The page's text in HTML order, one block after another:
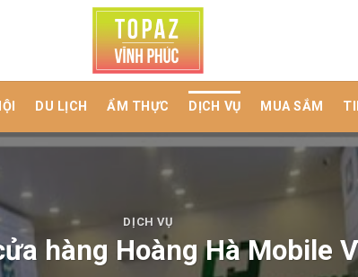
DU LỊCH ẨM THỰC DỊCH VỤ MUA SẮM
DỊCH VỤ
hàng Hoàng Hà Mobile